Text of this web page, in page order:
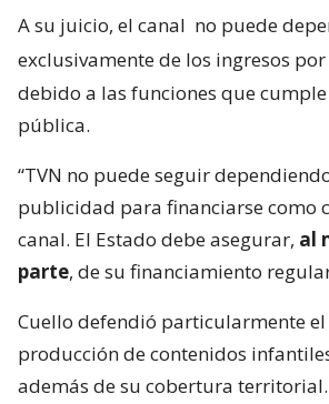
A su juicio, el canal no puede
exclusivamente de los ingresos
debido a las funciones que
pública.
“TVN no puede seguir
publicidad para financiarse como
canal. El Estado debe asegurar, al
parte, de su financiamiento
Cuello defendió particularmente el
producción de contenidos
además de su cobertura territorial.